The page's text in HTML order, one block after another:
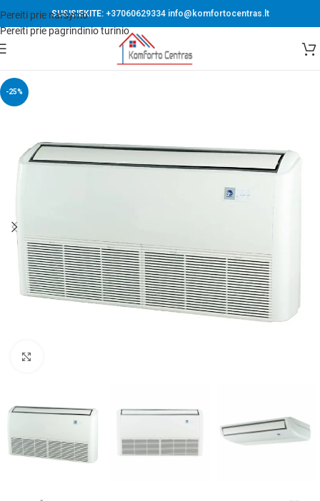
Pereiti prie naršymo
Pereiti prie pagrindinio turinio
SUSISIEKITE: +37060629334 info@komfortocentras.lt
-25%